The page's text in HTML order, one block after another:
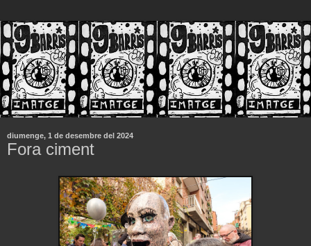
diumenge, 1 de desembre del 2024
Fora ciment